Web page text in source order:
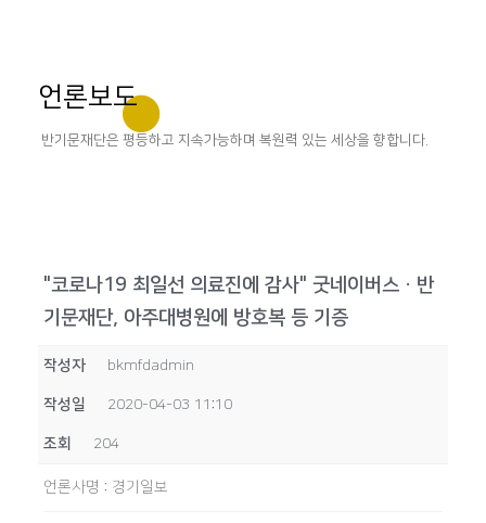
언론보도
반기문재단은 평등하고 지속가능하며 복원력 있는 세상을 향합니다.
"코로나19 최일선 의료진에 감사" 굿네이버스ㆍ반
기문재단, 아주대병원에 방호복 등 기증
작성자 bkmfdadmin
작성일 2020-04-03 11:10
조회 204
언론사명 : 경기일보